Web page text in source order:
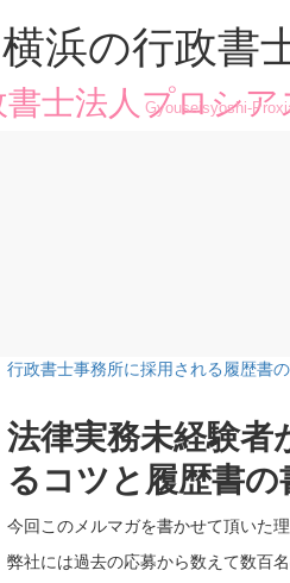
浜の行政書
士法人プロシア
Gyouseisyoshi-
行政書士事務所に採用される履歴書
法律実務未経験者
るコツと履歴書の
今回このメルマガを書かせて頂いた
弊社には過去の応募から数えて数百